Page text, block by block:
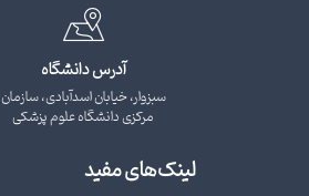
آدرس دانشگاه
سبزوار، خیابان اسدآبادی، سازمان
مرکزی دانشگاه علوم پزشکی
لینک‌های مفید